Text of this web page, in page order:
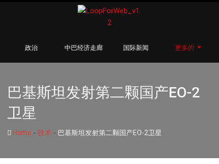
政治 中巴经济走廊 国际新闻 更多的
巴基斯坦发射第二颗国产EO-2
卫星
Home - 技术 - 巴基斯坦发射第二颗国产EO-2卫星